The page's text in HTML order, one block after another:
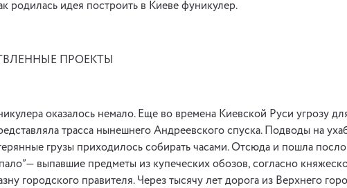
родилась идея построить в Киеве фуникулер.
ПРОЕКТЫ
оказалось немало. Еще во времена Киевской Руси угрозу
трасса нынешнего Андреевского спуска. Подводы на
грузы приходилось собирать часами. Отсюда и пошла
выпавшие предметы из купеческих обозов, согласно
городского правителя. Через тысячу лет дорога из Верхнего